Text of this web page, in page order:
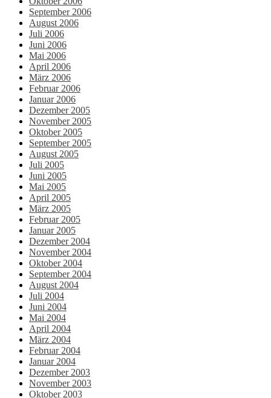
September 2006
August 2006
Juli 2006
Juni 2006
Mai 2006
April 2006
März 2006
Februar 2006
Januar 2006
Dezember 2005
November 2005
Oktober 2005
September 2005
August 2005
Juli 2005
Juni 2005
Mai 2005
April 2005
März 2005
Februar 2005
Januar 2005
Dezember 2004
November 2004
Oktober 2004
September 2004
August 2004
Juli 2004
Juni 2004
Mai 2004
April 2004
März 2004
Februar 2004
Januar 2004
Dezember 2003
November 2003
Oktober 2003